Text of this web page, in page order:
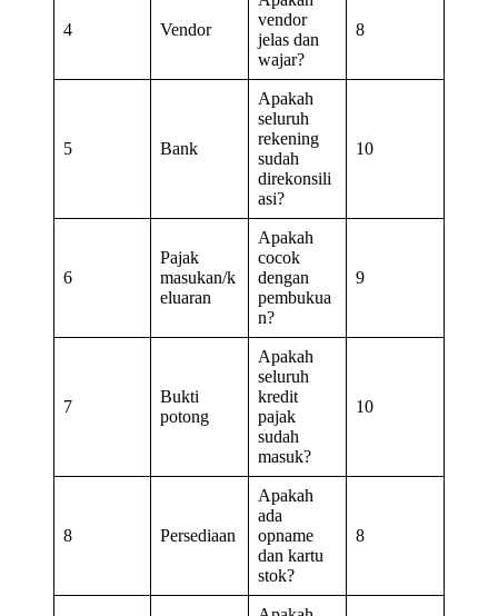
4 Vendor
vendor
jelas dan
wajar?
8
5 Bank
Apakah
seluruh
rekening
sudah
direkonsili
asi?
10
6
Pajak
masukan/k
eluaran
Apakah
cocok
dengan
pembukua
n?
9
7
Bukti
potong
Apakah
seluruh
kredit
pajak
sudah
masuk?
10
8 Persediaan
Apakah
ada
opname
dan kartu
stok?
8